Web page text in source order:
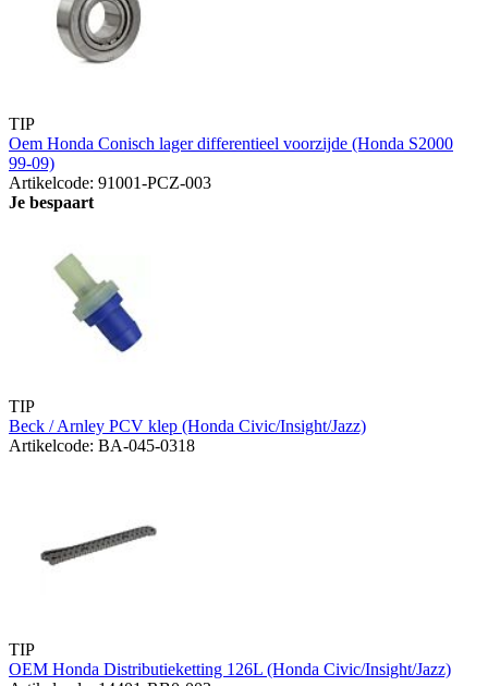
TIP
Oem Honda Conisch lager differentieel voorzijde (Honda S2000
99-09)
Artikelcode: 91001-PCZ-003
Je bespaart
TIP
Beck / Arnley PCV klep (Honda Civic/Insight/Jazz)
Artikelcode: BA-045-0318
TIP
OEM Honda Distributieketting 126L (Honda Civic/Insight/Jazz)